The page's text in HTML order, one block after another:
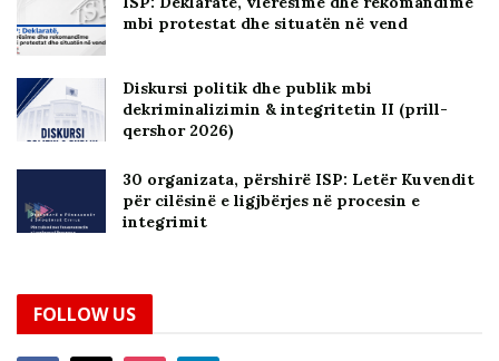
mbi protestat dhe situatën në vend
Diskursi politik dhe publik mbi
dekriminalizimin & integritetin II (prill-
qershor 2026)
30 organizata, përshirë ISP: Letër Kuvendit
për cilësinë e ligjbërjes në procesin e
integrimit
FOLLOW US